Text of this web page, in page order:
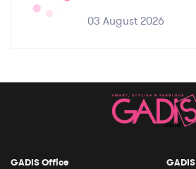
03 August 2026
GADIS Office GADIS